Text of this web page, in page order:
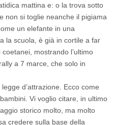
mattina e: o la trova sotto
non si toglie neanche il pigiama
un elefante in una
la scuola, è già in cortile a far
mostrando l’ultimo
a 7 marce, che solo in
d’attrazione. Ecco come
Vi voglio citare, in ultimo
storico molto, ma molto
credere sulla base della